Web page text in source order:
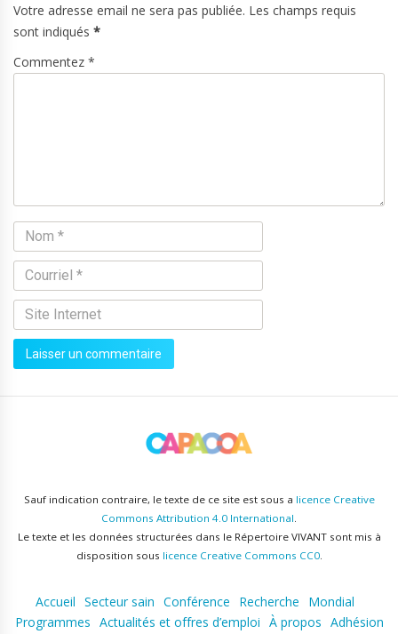
Votre adresse email ne sera pas publiée. Les champs requis
sont indiqués *
Commentez *
Sauf indication contraire, le texte de ce site est sous a licence Creative
Commons Attribution 4.0 International.
Le texte et les données structurées dans le Répertoire VIVANT sont mis à
disposition sous licence Creative Commons CC0.
Accueil Secteur sain Conférence Recherche
Mondial
Programmes Actualités et offres d’emploi À propos Adhésion